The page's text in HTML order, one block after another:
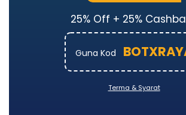
25% Off + 25%
Guna Kod
Terma & Syarat